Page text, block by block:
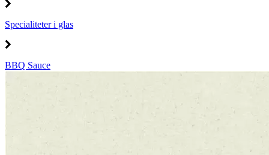
Specialiteter i glas
BBQ Sauce